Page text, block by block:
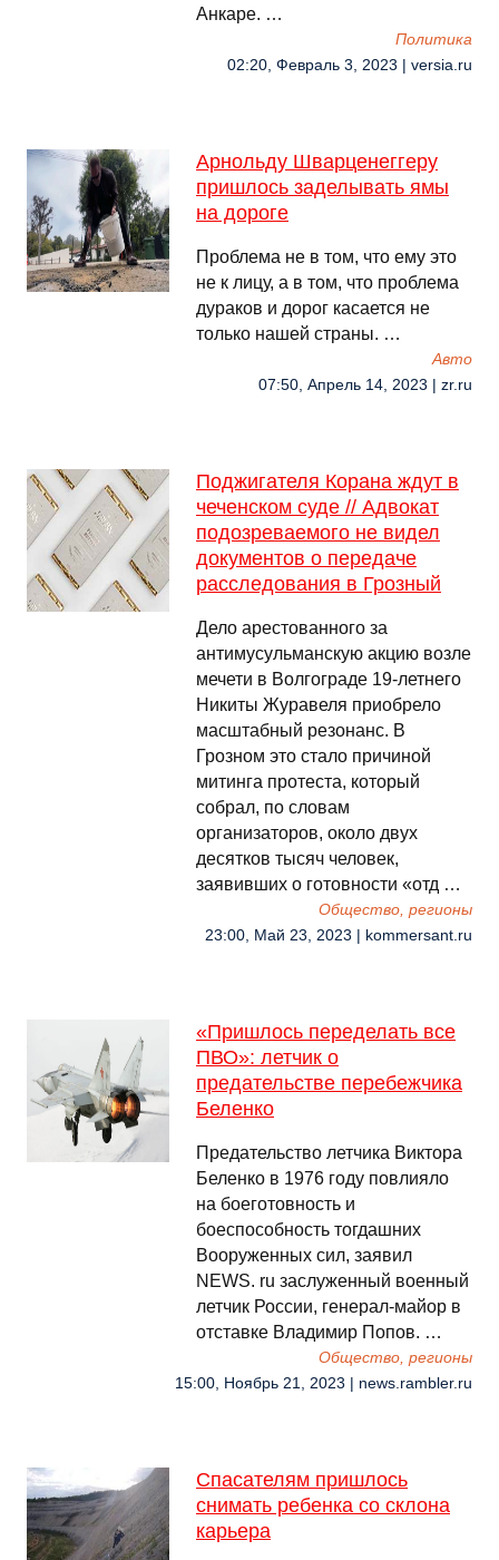
Анкаре. …
Политика
02:20, Февраль 3, 2023 | versia.ru
Арнольду Шварценеггеру
пришлось заделывать ямы
на дороге
Проблема не в том, что ему это
не к лицу, а в том, что проблема
дураков и дорог касается не
только нашей страны. …
Авто
07:50, Апрель 14, 2023 | zr.ru
Поджигателя Корана ждут в
чеченском суде // Адвокат
подозреваемого не видел
документов о передаче
расследования в Грозный
Дело арестованного за
антимусульманскую акцию возле
мечети в Волгограде 19-летнего
Никиты Журавеля приобрело
масштабный резонанс. В
Грозном это стало причиной
митинга протеста, который
собрал, по словам
организаторов, около двух
десятков тысяч человек,
заявивших о готовности «отд …
Общество, регионы
23:00, Май 23, 2023 | kommersant.ru
«Пришлось переделать все
ПВО»: летчик о
предательстве перебежчика
Беленко
Предательство летчика Виктора
Беленко в 1976 году повлияло
на боеготовность и
боеспособность тогдашних
Вооруженных сил, заявил
NEWS. ru заслуженный военный
летчик России, генерал-майор в
отставке Владимир Попов. …
Общество, регионы
15:00, Ноябрь 21, 2023 | news.rambler.ru
Спасателям пришлось
снимать ребенка со склона
карьера